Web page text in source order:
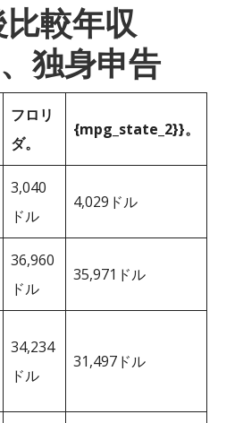
較年収
独身申告
フロリ
ダ。
{mpg_state_2}}。
3,040
ドル
4,029ドル
36,960
ドル
35,971ドル
34,234
ドル
31,497ドル